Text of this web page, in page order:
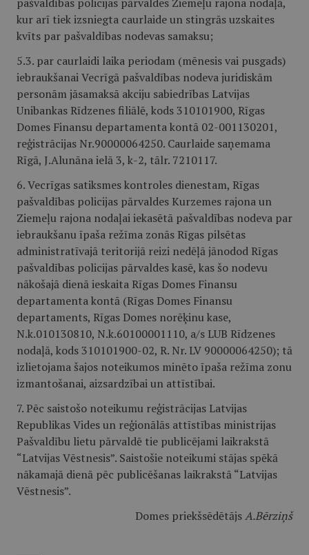
kur arī tiek izsniegta caurlaide un stingrās uzskaites
kvīts par pašvaldības nodevas samaksu;
5.3. par caurlaidi laika periodam (mēnesis vai pusgads)
iebraukšanai Vecrīgā pašvaldības nodeva juridiskām
personām jāsamaksā akciju sabiedrības Latvijas
Unibankas Rīdzenes filiālē, kods 310101900, Rīgas
Domes Finansu departamenta kontā 02-001130201,
reģistrācijas Nr.90000064250. Caurlaide saņemama
Rīgā, J.Alunāna ielā 3, k-2, tālr. 7210117.
6. Vecrīgas satiksmes kontroles dienestam, Rīgas
pašvaldības policijas pārvaldes Kurzemes rajona un
Ziemeļu rajona nodaļai iekasētā pašvaldības nodeva par
iebraukšanu īpaša režīma zonās Rīgas pilsētas
administratīvajā teritorijā reizi nedēļā jānodod Rīgas
pašvaldības policijas pārvaldes kasē, kas šo nodevu
nākošajā dienā ieskaita Rīgas Domes Finansu
departamenta kontā (Rīgas Domes Finansu
departaments, Rīgas Domes norēķinu kase,
N.k.010130810, N.k.60100001110, a/s LUB Rīdzenes
nodaļā, kods 310101900-02, R. Nr. LV 90000064250); tā
izlietojama šajos noteikumos minēto īpaša režīma zonu
izmantošanai, aizsardzībai un attīstībai.
7. Pēc saistošo noteikumu reģistrācijas Latvijas
Republikas Vides un reģionālās attīstības ministrijas
Pašvaldību lietu pārvaldē tie publicējami laikrakstā
“Latvijas Vēstnesis”. Saistošie noteikumi stājas spēkā
nākamajā dienā pēc publicēšanas laikrakstā “Latvijas
Vēstnesis”.
Domes priekšsēdētājsA.Bērziņš